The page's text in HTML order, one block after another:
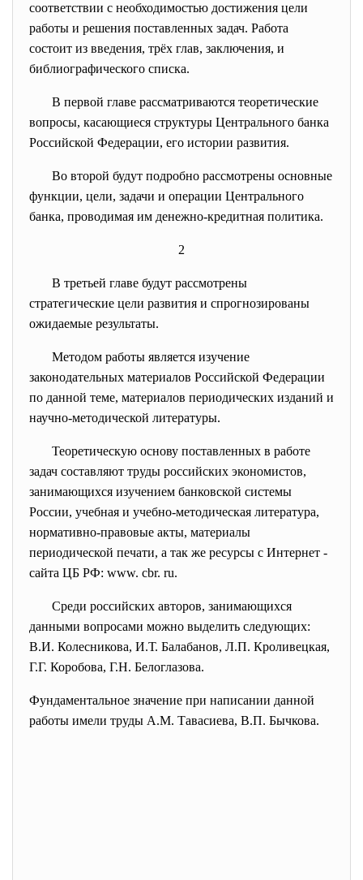
соответствии с необходимостью достижения цели
работы и решения поставленных задач. Работа
состоит из введения, трёх глав, заключения, и
библиографического списка.
В первой главе рассматриваются теоретические
вопросы, касающиеся структуры Центрального банка
Российской Федерации, его истории развития.
Во второй будут подробно рассмотрены основные
функции, цели, задачи и операции Центрального
банка, проводимая им денежно-кредитная политика.
2
В третьей главе будут рассмотрены
стратегические цели развития и спрогнозированы
ожидаемые результаты.
Методом работы является изучение
законодательных материалов Российской Федерации
по данной теме, материалов периодических изданий и
научно-методической литературы.
Теоретическую основу поставленных в работе
задач составляют труды российских экономистов,
занимающихся изучением банковской системы
России, учебная и учебно-методическая литература,
нормативно-правовые акты, материалы
периодической печати, а так же ресурсы с Интернет -
сайта ЦБ РФ: www. сbr. ru.
Среди российских авторов, занимающихся
данными вопросами можно выделить следующих:
В.И. Колесникова, И.Т. Балабанов, Л.П. Кроливецкая,
Г.Г. Коробова, Г.Н. Белоглазова.
Фундаментальное значение при написании данной
работы имели труды А.М. Тавасиева, В.П. Бычкова.